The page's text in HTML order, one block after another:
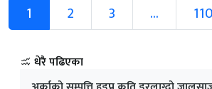
1 2 3 ... 110
धेरै पढिएका